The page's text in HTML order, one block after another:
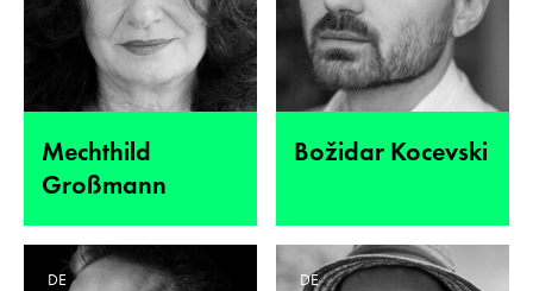
Mechthild
Großmann
Božidar Kocevski
DE DE